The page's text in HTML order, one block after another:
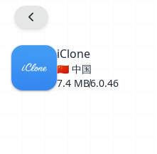
iClone
🇨🇳 中国
7.4 MB6.0.46